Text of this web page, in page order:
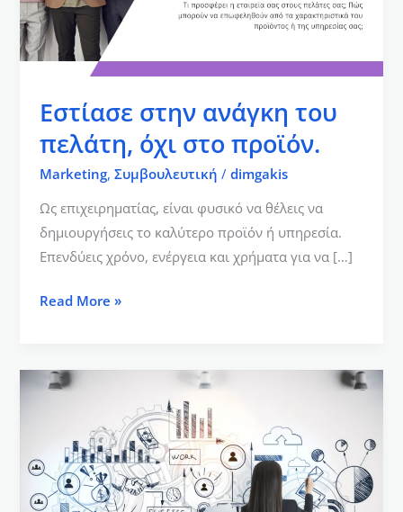
Εστίασε στην ανάγκη του
πελάτη, όχι στο προϊόν.
Marketing,Συμβουλευτική /dimgakis
Ως επιχειρηματίας, είναι φυσικό να θέλεις να
δημιουργήσεις το καλύτερο προϊόν ή υπηρεσία.
Επενδύεις χρόνο, ενέργεια και χρήματα για να […]
όχι
στο
προϊόν.
Read More »
Σύνταξης
Επιχειρηματικού
Πλάνου
για